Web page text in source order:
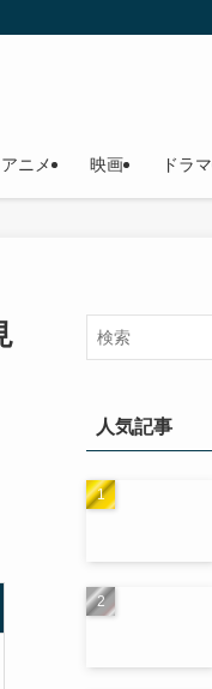
アニメ 映画 ドラマ
人気記事